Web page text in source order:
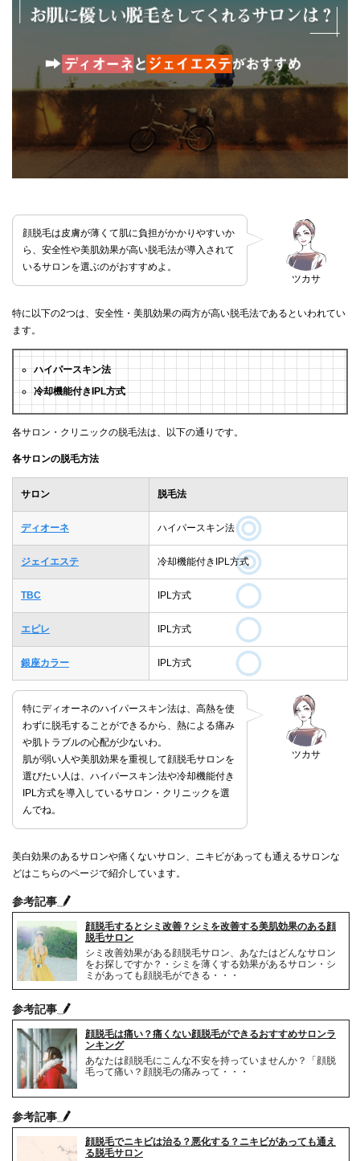
ツカサ
顔脱毛は皮膚が薄くて肌に負担がかかりやすいか
ら、安全性や美肌効果が高い脱毛法が導入されて
いるサロンを選ぶのがおすすめよ。
特に以下の2つは、安全性・美肌効果の両方が高い脱毛法であるといわれてい
ます。
ハイパースキン法
冷却機能付きIPL方式
各サロン・クリニックの脱毛法は、以下の通りです。
各サロンの脱毛方法
サロン 脱毛法
ディオーネ ハイパースキン法
ジェイエステ 冷却機能付きIPL方式
TBC IPL方式
エピレ IPL方式
銀座カラー IPL方式
ツカサ
特にディオーネのハイパースキン法は、高熱を使
わずに脱毛することができるから、熱による痛み
や肌トラブルの心配が少ないわ。
肌が弱い人や美肌効果を重視して顔脱毛サロンを
選びたい人は、ハイパースキン法や冷却機能付き
IPL方式を導入しているサロン・クリニックを選
んでね。
美白効果のあるサロンや痛くないサロン、ニキビがあっても通えるサロンな
どはこちらのページで紹介しています。
参考記事
顔脱毛するとシミ改善？シミを改善する美肌効果のある顔
脱毛サロン
シミ改善効果がある顔脱毛サロン、あなたはどんなサロン
をお探しですか？・シミを薄くする効果があるサロン・シ
ミがあっても顔脱毛ができる・・・
参考記事
顔脱毛は痛い？痛くない顔脱毛ができるおすすめサロンラ
ンキング
あなたは顔脱毛にこんな不安を持っていませんか？「顔脱
毛って痛い？顔脱毛の痛みって・・・
参考記事
顔脱毛でニキビは治る？悪化する？ニキビがあっても通え
る脱毛サロン